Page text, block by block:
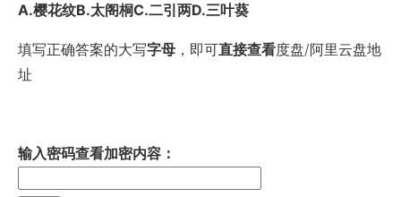
A.樱花纹B.太阁桐C.二引两D.三叶葵
填写正确答案的大写字母 ，即可直接查看度盘/阿里云盘地
址
输入密码查看加密内容：